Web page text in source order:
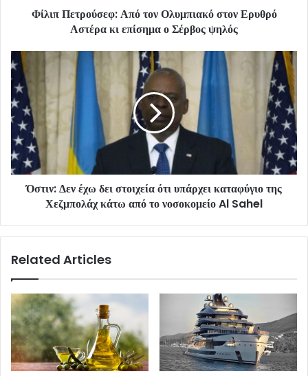
Φίλιπ Πετρούσεφ: Από τον Ολυμπιακό στον Ερυθρό
Αστέρα κι επίσημα ο Σέρβος ψηλός
Όστιν: Δεν έχω δει στοιχεία ότι υπάρχει καταφύγιο της
Χεζμπολάχ κάτω από το νοσοκομείο Al Sahel
Related Articles